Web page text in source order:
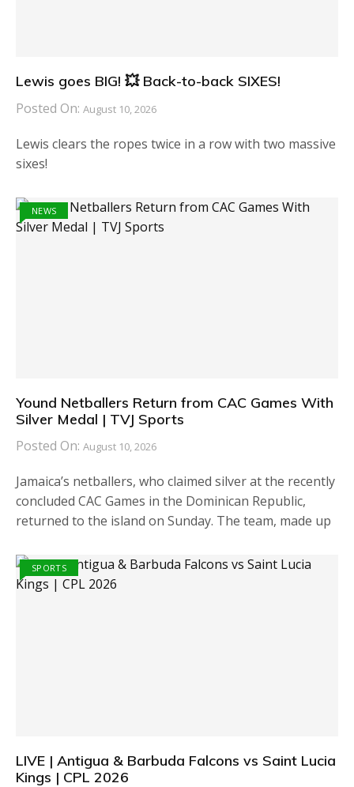
Lewis goes BIG! 💥 Back-to-back SIXES!
Posted On: August 10, 2026
Lewis clears the ropes twice in a row with two massive
sixes!
NEWS
Yound Netballers Return from CAC Games With
Silver Medal | TVJ Sports
Posted On: August 10, 2026
Jamaica’s netballers, who claimed silver at the recently
concluded CAC Games in the Dominican Republic,
returned to the island on Sunday. The team, made up
SPORTS
LIVE | Antigua & Barbuda Falcons vs Saint Lucia
Kings | CPL 2026